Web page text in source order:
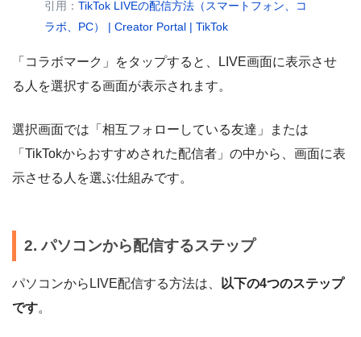
引用： TikTok LIVEの配信方法（スマートフォン、コ
ラボ、PC） | Creator Portal | TikTok
「コラボマーク」をタップすると、LIVE画面に表示させ
る人を選択する画面が表示されます。
選択画面では「相互フォローしている友達」または
「TikTokからおすすめされた配信者」の中から、画面に表
示させる人を選ぶ仕組みです。
2. パソコンから配信するステップ
パソコンからLIVE配信する方法は、
以下の4つのステップ
です。